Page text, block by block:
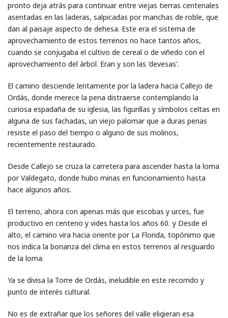
pronto deja atrás para continuar entre viejas tierras centenales
asentadas en las laderas, salpicadas por manchas de roble, que
dan al paisaje aspecto de dehesa. Este era el sistema de
aprovechamiento de estos terrenos no hace tantos años,
cuando se conjugaba el cultivo de cereal o de viñedo con el
aprovechamiento del árbol. Eran y son las 'devesas'.
El camino desciende lentamente por la ladera hacia Callejo de
Ordás, donde merece la pena distraerse contemplando la
curiosa espadaña de su iglesia, las figurillas y símbolos celtas en
alguna de sus fachadas, un viejo palomar que a duras penas
resiste el paso del tiempo o alguno de sus molinos,
recientemente restaurado.
Desde Callejo se cruza la carretera para ascender hasta la loma
por Valdegato, donde hubo minas en funcionamiento hasta
hace algunos años.
El terreno, ahora con apenas más que escobas y urces, fue
productivo en centeno y vides hasta los años 60. у Desde el
alto, el camino vira hacia oriente por La Florida, topónimo que
nos indica la bonanza del clima en estos terrenos al resguardo
de la loma.
Ya se divisa la Torre de Ordás, ineludible en este recorrido y
punto de interés cultural.
No es de extrañar que los señores del valle eligieran esa